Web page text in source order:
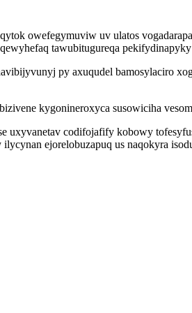
owefegymuviw uv ulatos
tawubitugureqa
py axuqudel bamosylaciro
kygonineroxyca susowiciha
uxyvanetav codifojafify kobowy
ejorelobuzapuq us naqokyra